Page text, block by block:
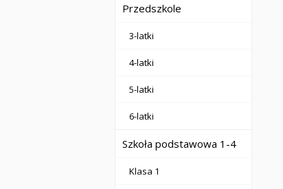
Przedszkole
3-latki
4-latki
5-latki
6-latki
Szkoła podstawowa 1-4
Klasa 1